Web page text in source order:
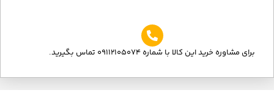
برای مشاوره خرید این کالا با شماره 09112105074 تماس بگیرید.